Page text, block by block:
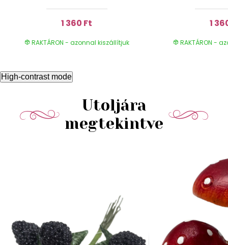
1 360 Ft
RAKTÁRON - azonnal kiszállítjuk
1
RAKTÁRON -
High-contrast mode
Utoljára
megtekintve